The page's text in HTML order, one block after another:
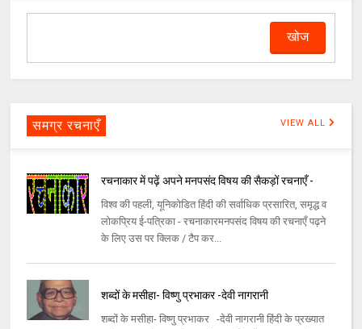
समग्र रचनाएँ VIEW ALL
रचनाकार में पढ़ें अपने मनपसंद विषय की सैकड़ों रचनाएँ -
विश्व की पहली, यूनिकोडित हिंदी की सर्वाधिक प्रसारित, समृद्ध व
लोकप्रिय ई-पत्रिका - रचनाकारमनपसंद विषय की रचनाएँ पढ़ने
के लिए उस पर क्लिक / टैप कर...
शब्दों के मसीहा- विष्णु प्रभाकर -देवी नागरानी
शब्दों के मसीहा- विष्णु प्रभाकर -देवी नागरानी हिंदी के प्रख्यात